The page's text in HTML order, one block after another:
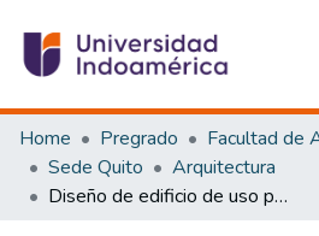
Communities & Collections
All of DSpace
Statistics
Home Pregrado
Sede Quito
Arquitectura
Diseño de edificio de uso para el conocimiento en el sur de Quito, 2021